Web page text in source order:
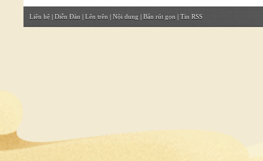
Liên hệ | Diễn Đàn | Lên trên | Nội dung | Bản rút gọn | Tin RSS